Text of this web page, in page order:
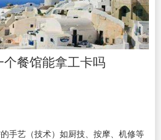
餐馆能拿工卡吗
手艺（技术）如厨技、按摩、机修等